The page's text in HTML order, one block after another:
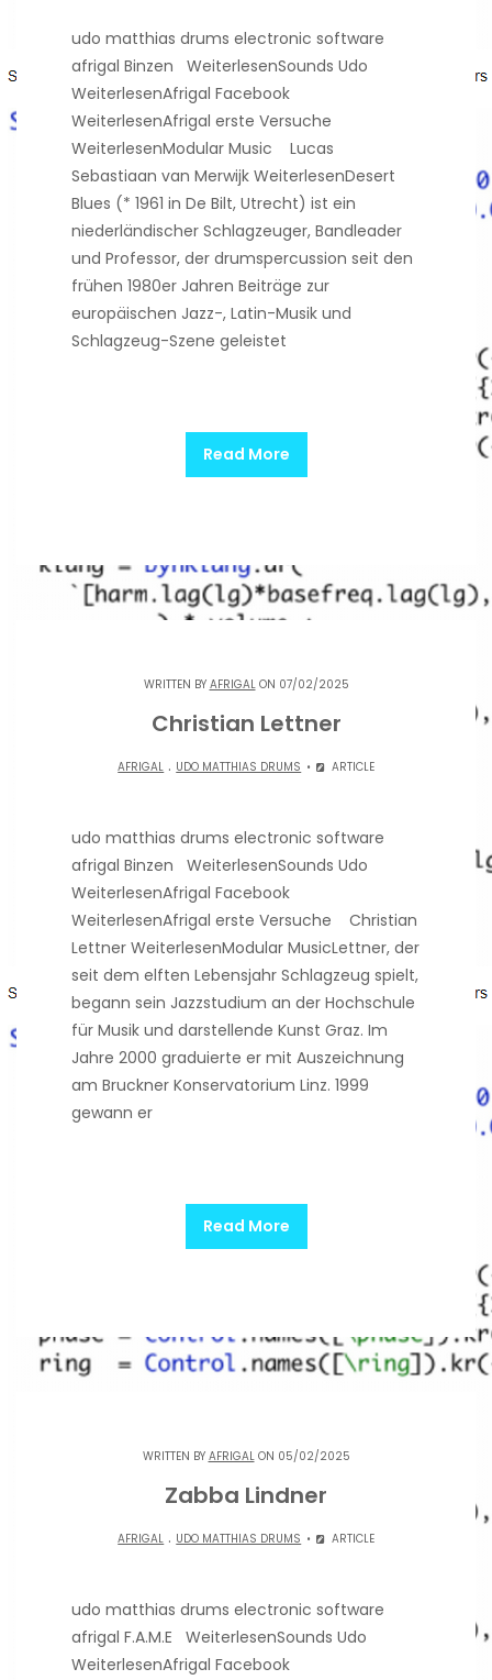
udo matthias drums electronic software
afrigal Binzen WeiterlesenSounds Udo
WeiterlesenAfrigal Facebook
WeiterlesenAfrigal erste Versuche
WeiterlesenModular Music Lucas
Sebastiaan van Merwijk WeiterlesenDesert
Blues (* 1961 in De Bilt, Utrecht) ist ein
niederländischer Schlagzeuger, Bandleader
und Professor, der drumspercussion seit den
frühen 1980er Jahren Beiträge zur
europäischen Jazz-, Latin-Musik und
Schlagzeug-Szene geleistet
Read More
WRITTEN BY AFRIGALON 07/02/2025
Christian Lettner
AFRIGAL . UDO MATTHIAS DRUMS ARTICLE
udo matthias drums electronic software
afrigal Binzen WeiterlesenSounds Udo
WeiterlesenAfrigal Facebook
WeiterlesenAfrigal erste Versuche Christian
Lettner WeiterlesenModular MusicLettner, der
seit dem elften Lebensjahr Schlagzeug spielt,
begann sein Jazzstudium an der Hochschule
für Musik und darstellende Kunst Graz. Im
Jahre 2000 graduierte er mit Auszeichnung
am Bruckner Konservatorium Linz. 1999
gewann er
Read More
WRITTEN BY AFRIGALON 05/02/2025
Zabba Lindner
AFRIGAL . UDO MATTHIAS DRUMS ARTICLE
udo matthias drums electronic software
afrigal F.A.M.E WeiterlesenSounds Udo
WeiterlesenAfrigal Facebook